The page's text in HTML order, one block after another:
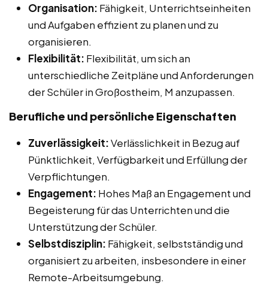
Organisation: Fähigkeit, Unterrichtseinheiten
und Aufgaben effizient zu planen und zu
organisieren.
Flexibilität: Flexibilität, um sich an
unterschiedliche Zeitpläne und Anforderungen
der Schüler in Großostheim, M anzupassen.
Berufliche und persönliche Eigenschaften
Zuverlässigkeit:Verlässlichkeit in Bezug auf
Pünktlichkeit, Verfügbarkeit und Erfüllung der
Verpflichtungen.
Engagement: Hohes Maß an Engagement und
Begeisterung für das Unterrichten und die
Unterstützung der Schüler.
Selbstdisziplin: Fähigkeit, selbstständig und
organisiert zu arbeiten, insbesondere in einer
Remote-Arbeitsumgebung.